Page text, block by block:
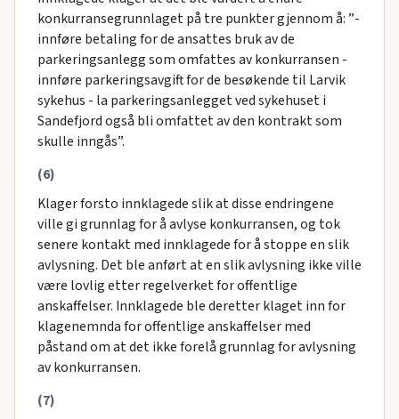
konkurransegrunnlaget på tre punkter gjennom å: ”-
innføre betaling for de ansattes bruk av de
parkeringsanlegg som omfattes av konkurransen -
innføre parkeringsavgift for de besøkende til Larvik
sykehus - la parkeringsanlegget ved sykehuset i
Sandefjord også bli omfattet av den kontrakt som
skulle inngås”.
(6)
Klager forsto innklagede slik at disse endringene
ville gi grunnlag for å avlyse konkurransen, og tok
senere kontakt med innklagede for å stoppe en slik
avlysning. Det ble anført at en slik avlysning ikke ville
være lovlig etter regelverket for offentlige
anskaffelser. Innklagede ble deretter klaget inn for
klagenemnda for offentlige anskaffelser med
påstand om at det ikke forelå grunnlag for avlysning
av konkurransen.
(7)